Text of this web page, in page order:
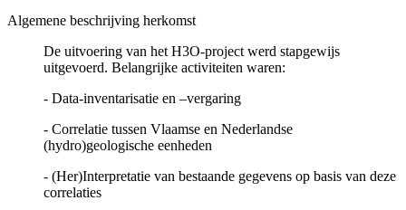
Algemene beschrijving herkomst
De uitvoering van het H3O-project werd stapgewijs
uitgevoerd. Belangrijke activiteiten waren:
- Data-inventarisatie en –vergaring
- Correlatie tussen Vlaamse en Nederlandse
(hydro)geologische eenheden
- (Her)Interpretatie van bestaande gegevens op basis van deze
correlaties